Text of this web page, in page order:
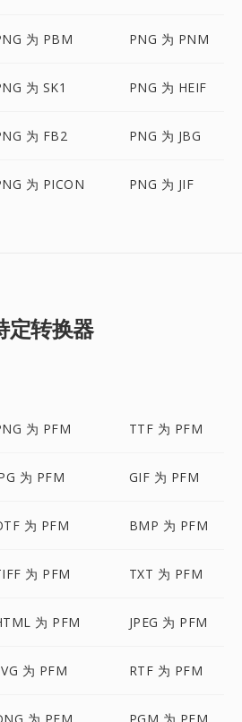
为 PBM PNG 为 PNM
为 SK1 PNG 为 HEIF
为 FB2 PNG 为 JBG
为 PICON PNG 为 JIF
定转换器
为 PFM TTF 为 PFM
为 PFM GIF 为 PFM
为 PFM BMP 为 PFM
为 PFM TXT 为 PFM
为 PFM JPEG 为 PFM
为 PFM RTF 为 PFM